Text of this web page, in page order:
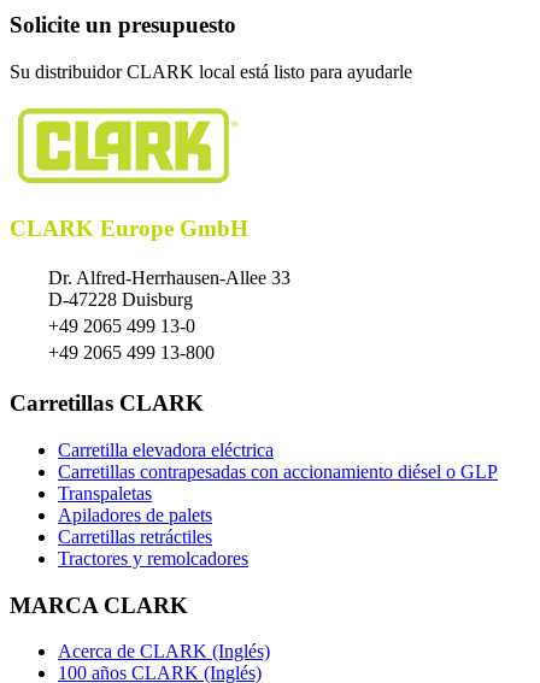
Solicite un presupuesto
Su distribuidor CLARK local está listo para ayudarle
CLARK Europe GmbH
Dr. Alfred-Herrhausen-Allee 33
D-47228 Duisburg
+49 2065 499 13-0
+49 2065 499 13-800
Carretillas CLARK
Carretilla elevadora eléctrica
Carretillas contrapesadas con accionamiento diésel o GLP
Transpaletas
Apiladores de palets
Carretillas retráctiles
Tractores y remolcadores
MARCA CLARK
Acerca de CLARK (Inglés)
100 años CLARK (Inglés)